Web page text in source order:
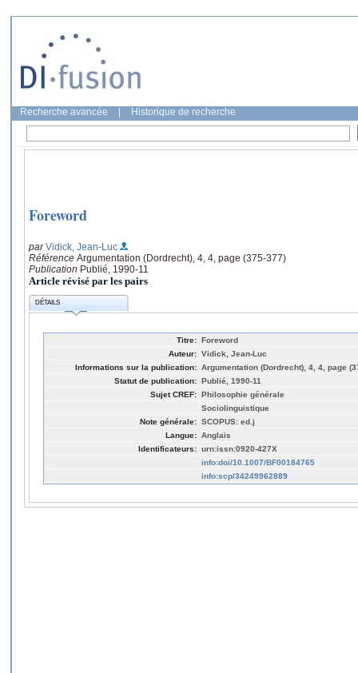
Recherche avancée Historique de recherche
Foreword
parVidick, Jean-Luc
Référence Argumentation (Dordrecht), 4, 4, page (375-377)
Publication Publié, 1990-11
Article révisé par les pairs
DÉTAILS
Titre: Foreword
Auteur: Vidick, Jean-Luc
Informations sur la publication: Argumentation (Dordrecht), 4, 4, page
Statut de publication: Publié, 1990-11
Sujet CREF: Philosophie générale
Sociolinguistique
Note générale: SCOPUS: ed.j
Langue: Anglais
Identificateurs: urn:issn:0920-427X
info:doi/10.1007/BF00184765
info:scp/34249962889